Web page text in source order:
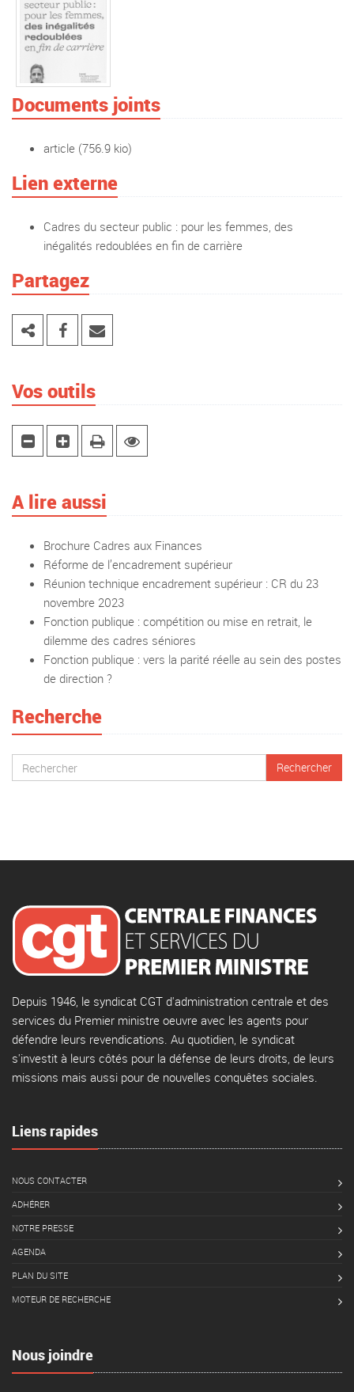
Documents joints
article (756.9 kio)
Lien externe
Cadres du secteur public : pour les femmes, des
inégalités redoublées en fin de carrière
Partagez
Vos outils
A lire aussi
Brochure Cadres aux Finances
Réforme de l’encadrement supérieur
Réunion technique encadrement supérieur : CR du 23
novembre 2023
Fonction publique : compétition ou mise en retrait, le
dilemme des cadres séniores
Fonction publique : vers la parité réelle au sein des postes
de direction ?
Recherche
Depuis 1946, le syndicat CGT d'administration centrale et des
services du Premier ministre oeuvre avec les agents pour
défendre leurs revendications. Au quotidien, le syndicat
s'investit à leurs côtés pour la défense de leurs droits, de leurs
missions mais aussi pour de nouvelles conquêtes sociales.
Liens rapides
NOUS CONTACTER
ADHÉRER
NOTRE PRESSE
AGENDA
PLAN DU SITE
MOTEUR DE RECHERCHE
Nous joindre